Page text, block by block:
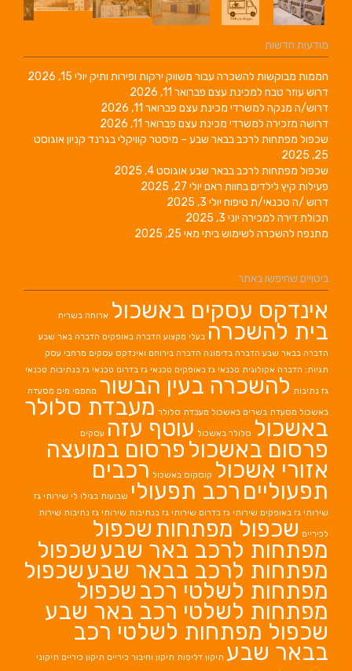
מודעות חדשות
חממות מבוקשות להשכרה עבור משווק ירקות ופירות ותיק יולי 15, 2026
דרוש עוזר טבח למכינת עצם פברואר 11, 2026
דרוש/ה מנקה למשרדי מכינת עצם פברואר 11, 2026
דרושה מזכירה למשרדי מכינת עצם פברואר 11, 2026
שכפול מפתחות לרכב בבאר שבע – מיסטר קוויקלי בגרנד קניוןאוגוסט
25, 2025
שכפול מפתחות לרכב בבאר שבעאוגוסט 4, 2025
פעילות קיץ לילדים בחוות ראם יולי 27, 2025
דרוש /ה טכנאי/ת טיפוח יולי 3, 2025
תכולת דירה למכירה יוני 3, 2025
מתנפח להשכרה לשימוש ביתי מאי 25, 2025
ביטויים שחיפשו באתר
אינדקס עסקים באשכול ארוחה בשרית
בית להשכרה בעלי מקצוע הדברה באופקים הדברה באר שבע
הדברה בבאר שבע הדברה בדימונה הדברה בירוחם ואינדקס עסקים מרחבי עסק
תגיות: הדברה אקולוגית טכנאי גז באופקים טכנאי גז בדרום טכנאי גז בנתיבות טכנאי
גז נתיבות להשכרה בעין הבשור מחממי מים מסעדה
באשכול מסעדת בשרים באשכול מעבדת סלולר מעבדת סלולר
באשכול סלולר באשכול עוטף עזה עסקים
פרסום באשכול פרסום במועצה
אזורי אשכול קוסקוס באשכול רכבים
תפעוליים רכב תפעולי שבועות בגילו לי שירותי גז
שירותי גז באופקים שירותי גז בדרום שירותי גז בנתיבות שירותי גז נתיבות שירות
לכיריים שכפול מפתחות שכפול
מפתחות לרכב באר שבעשכפול
מפתחות לרכב בבאר שבעשכפול
מפתחות לשלטי רכב שכפול
מפתחות לשלטי רכב באר שבע
שכפול מפתחות לשלטי רכב
בבאר שבע תיקון דליפות תיקון וחיבור כיריים תיקון כיריים תיקוני